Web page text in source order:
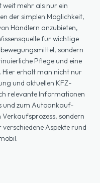
mehr als nur ein
der simplen Möglichkeit,
Händlern anzubieten,
für wichtige
sondern
Pflege und eine
erhält man nicht nur
und aktuellen KFZ-
relevante Informationen
und zum Autoankauf-
sondern
Aspekte rund